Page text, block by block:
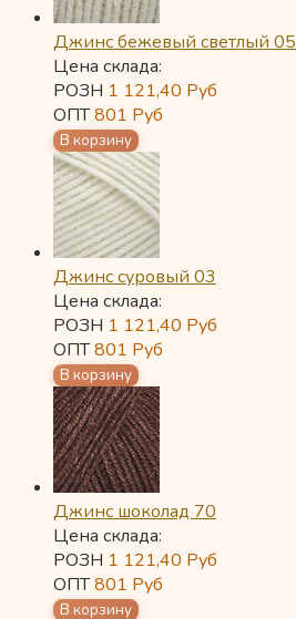
Джинс бежевый светлый 05
Цена склада:
РОЗН 1 121,40 Руб
ОПТ801 Руб
Джинс суровый 03
Цена склада:
РОЗН 1 121,40 Руб
ОПТ801 Руб
Джинс шоколад 70
Цена склада:
РОЗН 1 121,40 Руб
ОПТ801 Руб